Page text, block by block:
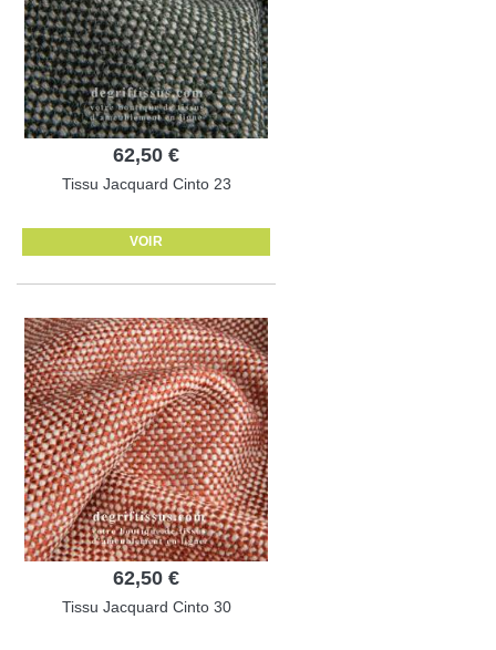
62,50 €
Tissu Jacquard Cinto 23
VOIR
62,50 €
Tissu Jacquard Cinto 30